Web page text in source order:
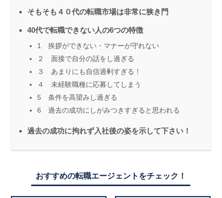
そもそも４０代の転職市場は非常に狭き門
40代で転職できない人の6つの特徴
1 挨拶ができない・マナーが守れない
２ 面接で自分の話をし過ぎる
３ あまりにも自信過剰すぎる！
４ 未経験職種に応募してしまう
5 条件を高望みし過ぎる
6 過去の成功にしがみつきすぎると思われる
過去の成功に拘れず入社後の姿を示して下さい！
おすすめの転職エージェントをチェック！